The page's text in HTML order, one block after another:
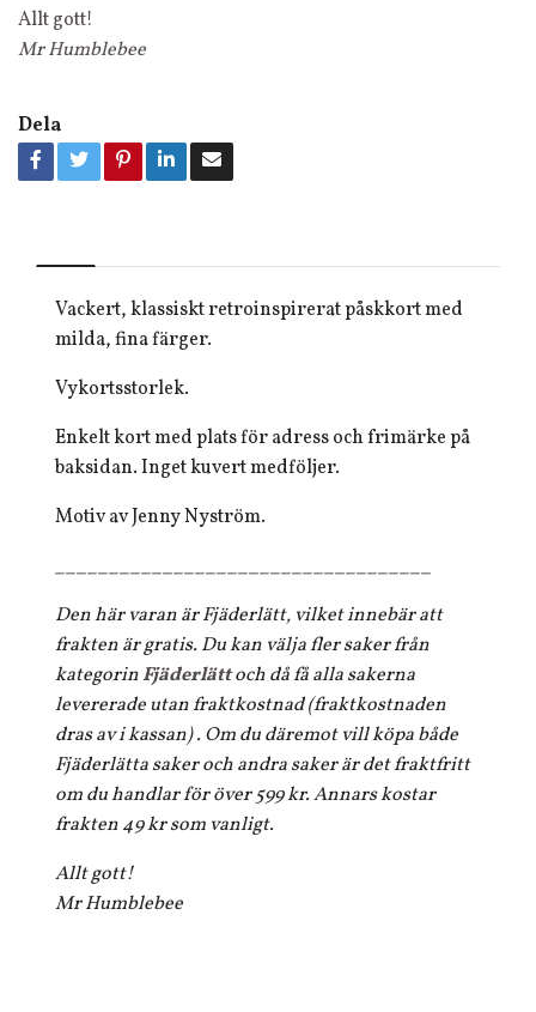
Allt gott!
Mr Humblebee
Dela
Vackert, klassiskt retroinspirerat påskkort med
milda, fina färger.
Vykortsstorlek.
Enkelt kort med plats för adress och frimärke på
baksidan. Inget kuvert medföljer.
Motiv av Jenny Nyström.
___________________________________
Den här varan är Fjäderlätt, vilket innebär att
frakten är gratis. Du kan välja fler saker från
kategorinFjäderlättoch då få alla sakerna
levererade utan fraktkostnad (fraktkostnaden
dras av i kassan) . Om du däremot vill köpa både
Fjäderlätta saker och andra saker är det fraktfritt
om du handlar för över 599 kr. Annars kostar
frakten 49 kr som vanligt.
Allt gott!
Mr Humblebee